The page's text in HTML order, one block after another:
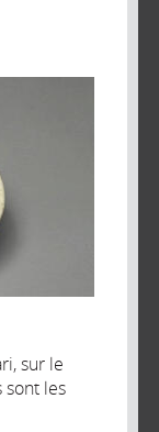
sur le
sont les